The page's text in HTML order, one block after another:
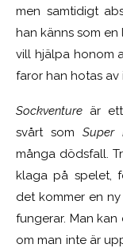
men samtidigt
han känns som
vill hjälpa honom
faror han hotas av
Sockventure är
svårt som Super
många dödsfall.
klaga på spelet,
det kommer en
fungerar. Man
om man inte är